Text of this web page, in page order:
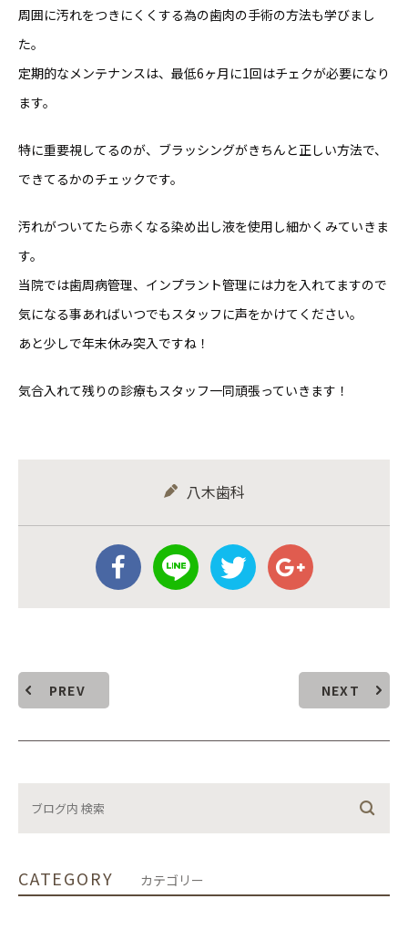
周囲に汚れをつきにくくする為の歯肉の手術の方法も学びまし
た。
定期的なメンテナンスは、最低6ヶ月に1回はチェクが必要になり
ます。
特に重要視してるのが、ブラッシングがきちんと正しい方法で、
できてるかのチェックです。
汚れがついてたら赤くなる染め出し液を使用し細かくみていきま
す。
当院では歯周病管理、インプラント管理には力を入れてますので
気になる事あればいつでもスタッフに声をかけてください。
あと少しで年末休み突入ですね！
気合入れて残りの診療もスタッフ一同頑張っていきます！
八木歯科
PREV NEXT
CATEGORY カテゴリー